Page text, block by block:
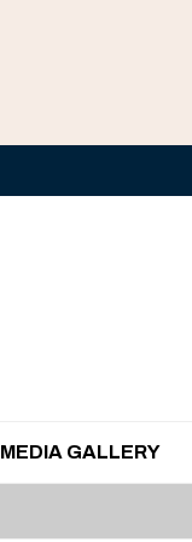
MEDIA GALLERY